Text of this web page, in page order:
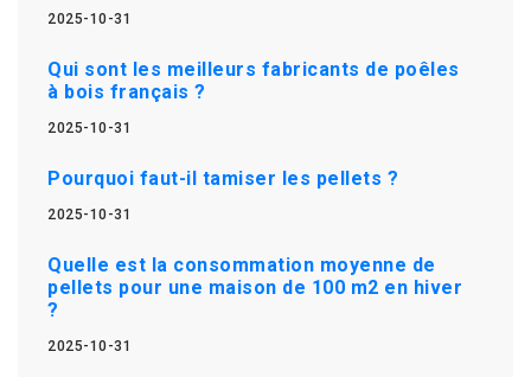
2025-10-31
Qui sont les meilleurs fabricants de poêles
à bois français ?
2025-10-31
Pourquoi faut-il tamiser les pellets ?
2025-10-31
Quelle est la consommation moyenne de
pellets pour une maison de 100 m2 en hiver
?
2025-10-31